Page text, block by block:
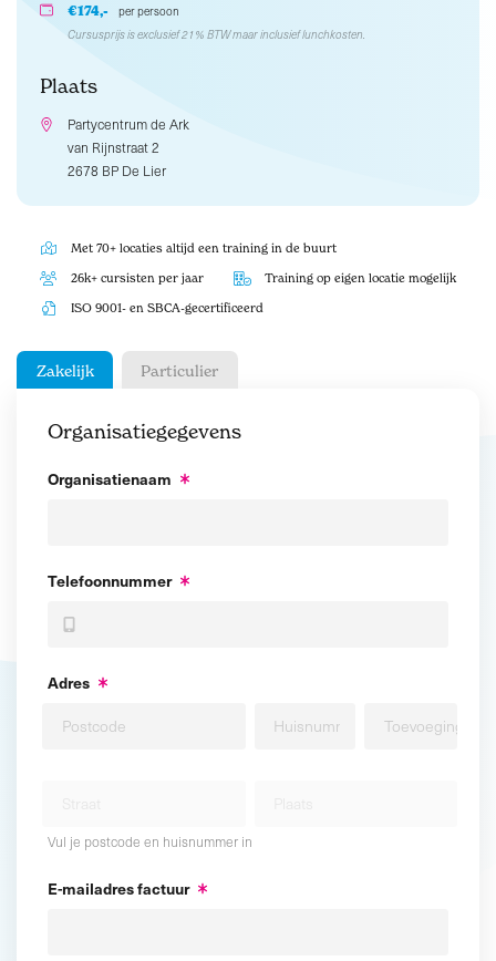
€174,-
per persoon
Cursusprijs is exclusief 21% BTW maar inclusief lunchkosten.
Plaats
Partycentrum de Ark
van Rijnstraat 2
2678 BP De Lier
Met 70+ locaties altijd een training in de buurt
26k+ cursisten per jaar Training op eigen locatie mogelijk
ISO 9001- en SBCA-gecertificeerd
Zakelijk Particulier
Organisatiegegevens
Organisatienaam
Telefoonnummer
Adres
Vul je postcode en huisnummer in
E-mailadres factuur